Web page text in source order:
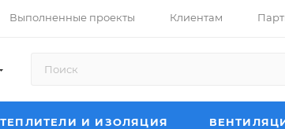
Выполненные проекты Клиентам
И ИЗОЛЯЦИЯ